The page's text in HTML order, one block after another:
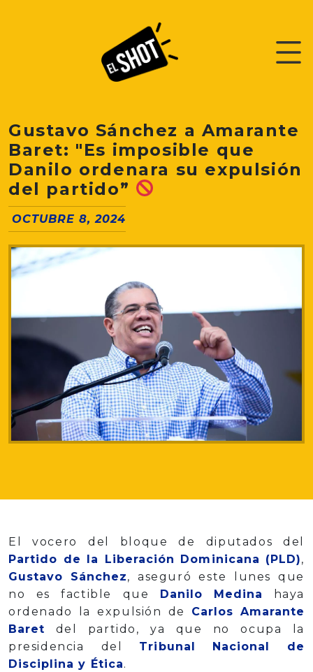
Gustavo Sánchez a Amarante
Baret: "Es imposible que
Danilo ordenara su expulsión
del partido”
OCTUBRE 8, 2024
El vocero del bloque de diputados del
Partido de la Liberación Dominicana (PLD),
Gustavo Sánchez, aseguró este lunes que
no es factible que
Danilo Medina
haya
ordenado la expulsión de Carlos Amarante
Baret del partido, ya que no ocupa la
presidencia del Tribunal Nacional de
Disciplina y Ética.